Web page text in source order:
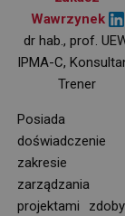
Wawrzynek
dr hab., prof.
IPMA-C,
Trener
Posiada
doświadczenie
zakresie
zarządzania
projektami